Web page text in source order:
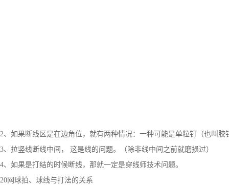
2、如果断线区是在边角位，就有两种情况：一种可能是单粒钉（也叫
3、拉竖线断线中间， 这是线的问题。（除非线中间之前就磨损过）
4、如果是打结的时候断线，那就一定是穿线师技术问题。
20网球拍、球线与打法的关系